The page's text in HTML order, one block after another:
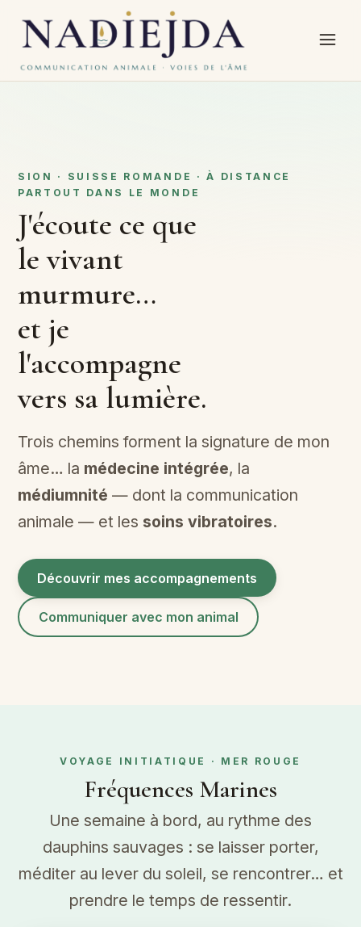
SION · SUISSE ROMANDE · À DISTANCE
PARTOUT DANS LE MONDE
J'écoute ce que
le vivant
murmure…
et je
l'accompagne
vers sa lumière.
Trois chemins forment la signature de mon
âme… la médecine intégrée, la
médiumnité — dont la communication
animale — et les soins vibratoires.
Découvrir mes accompagnements
Communiquer avec mon animal
VOYAGE INITIATIQUE · MER ROUGE
Fréquences Marines
Une semaine à bord, au rythme des
dauphins sauvages : se laisser porter,
méditer au lever du soleil, se rencontrer… et
prendre le temps de ressentir.